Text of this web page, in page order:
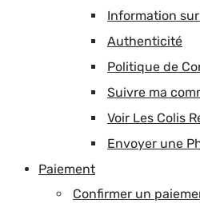
Information
Authenticité
Politique de
Suivre ma
Voir Les Colis
Envoyer une
Paiement
Confirmer un